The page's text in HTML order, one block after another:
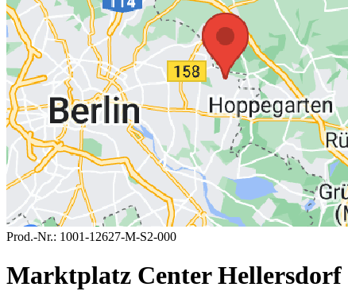
Prod.-Nr.: 1001-12627-M-S2-000
Marktplatz Center